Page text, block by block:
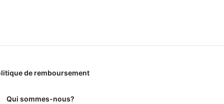
de remboursement
Qui sommes-nous?